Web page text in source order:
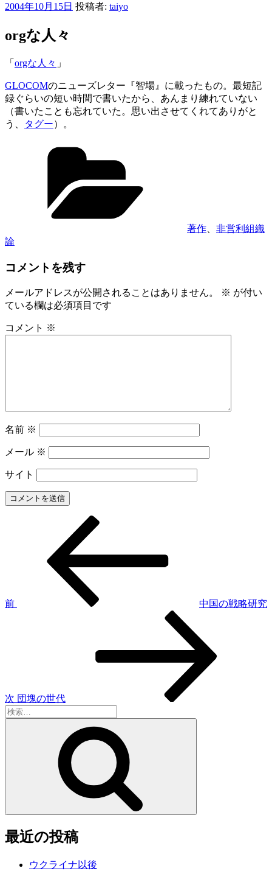
投
日:
2004年10月15日 投稿者: taiyo
orgな人々
「 orgな人々 」
GLOCOMのニューズレター『智場』に載ったもの。最短記
録ぐらいの短い時間で書いたから、あんまり練れていない
（書いたことも忘れていた。思い出させてくれてありがと
う、
タグー）。
著作
非営利組織
論
コメントを残す
メールアドレスが公開されることはありません。 ※ が付い
ている欄は必須項目です
コメント ※
名前 ※
メール ※
サイト
ゲ
前
中国の戦略研究
次 団塊の世代
検
索:
最近の投稿
ウクライナ以後